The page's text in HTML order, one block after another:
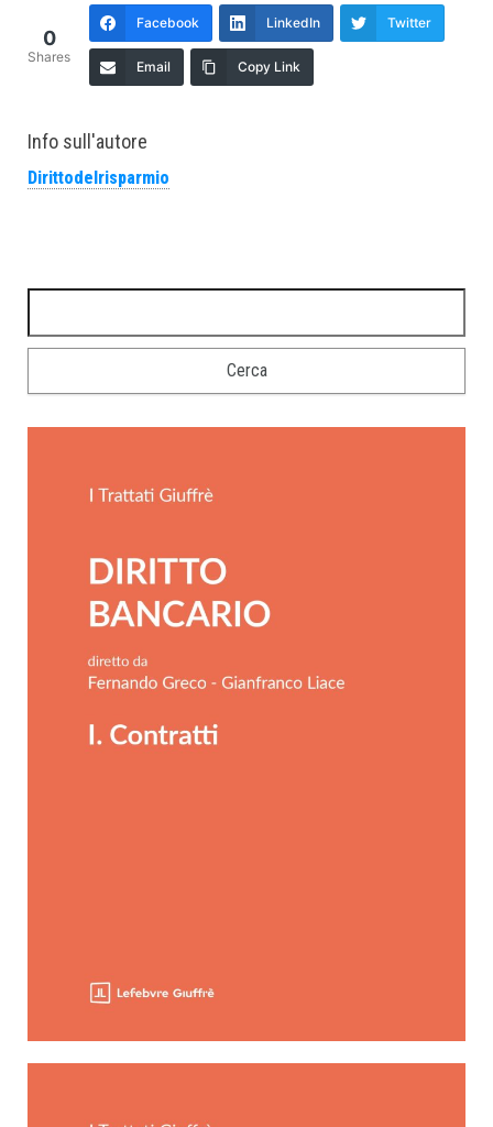
0
Shares
Facebook LinkedIn Twitter
Email Copy Link
Info sull'autore
Dirittodelrisparmio